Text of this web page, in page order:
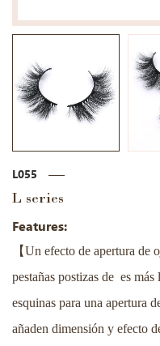
L055
L series
Features:
【Un efecto de apertura de
pestañas postizas de es
esquinas para una apertura
añaden dimensión y efecto